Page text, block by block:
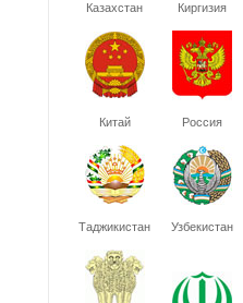
Казахстан Киргизия
Китай Россия
Таджикистан Узбекистан